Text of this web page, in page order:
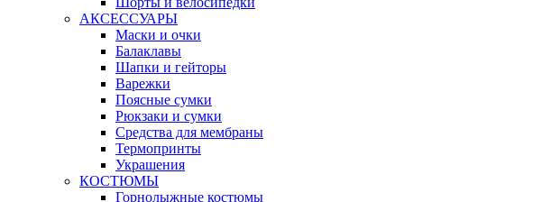
АКСЕССУАРЫ
Маски и очки
Балаклавы
Шапки и гейторы
Варежки
Поясные сумки
Рюкзаки и сумки
Средства для мембраны
Термопринты
Украшения
КОСТЮМЫ
Горнолыжные костюмы